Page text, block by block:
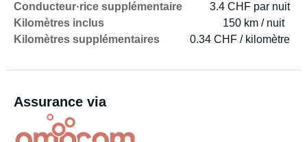
Conducteur·rice supplémentaire
3.4 CHF par nuit
Kilomètres inclus
150 km / nuit
Kilomètres supplémentaires
0.34 CHF / kilomètre
Assurance via